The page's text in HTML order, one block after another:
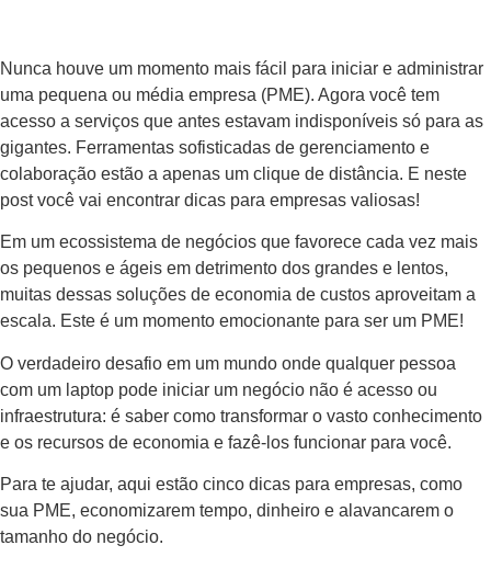
Nunca houve um momento mais fácil para iniciar e administrar
uma pequena ou média empresa (PME). Agora você tem
acesso a serviços que antes estavam indisponíveis só para as
gigantes. Ferramentas sofisticadas de gerenciamento e
colaboração estão a apenas um clique de distância. E neste
post você vai encontrar dicas para empresas valiosas!
Em um ecossistema de negócios que favorece cada vez mais
os pequenos e ágeis em detrimento dos grandes e lentos,
muitas dessas soluções de economia de custos aproveitam a
escala. Este é um momento emocionante para ser um PME!
O verdadeiro desafio em um mundo onde qualquer pessoa
com um laptop pode iniciar um negócio não é acesso ou
infraestrutura: é saber como transformar o vasto conhecimento
e os recursos de economia e fazê-los funcionar para você.
Para te ajudar, aqui estão cinco dicas para empresas, como
sua PME, economizarem tempo, dinheiro e alavancarem o
tamanho do negócio.